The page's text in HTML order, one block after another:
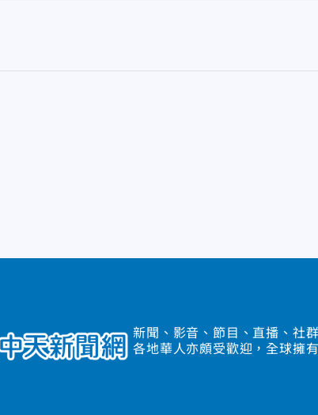
新聞、影音、節目、直播、社
各地華人亦頗受歡迎，全球擁